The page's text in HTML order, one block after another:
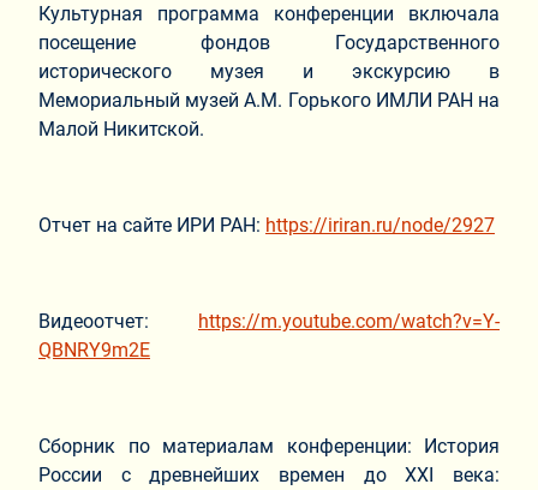
Культурная программа конференции включала
посещение фондов Государственного
исторического музея и экскурсию в
Мемориальный музей А.М. Горького ИМЛИ РАН на
Малой Никитской.
Отчет на сайте ИРИ РАН: https://iriran.ru/node/2927
Видеоотчет: https://m.youtube.com/watch?v=Y-
QBNRY9m2E
Сборник по материалам конференции: История
России с древнейших времен до XXI века: